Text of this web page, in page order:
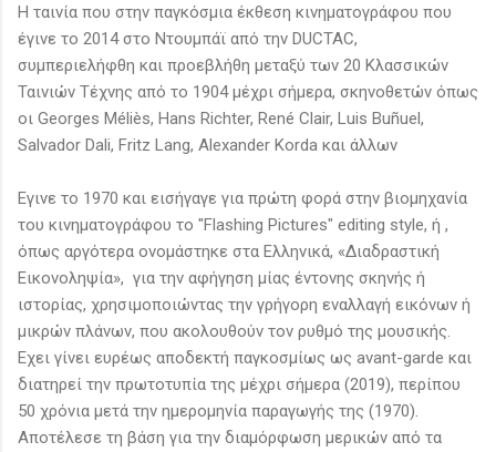
Η ταινία που στην παγκόσμια έκθεση κινηματογράφου που
έγινε το 2014 στο Ντουμπάϊ από την DUCTAC,
συμπεριελήφθη και προεβλήθη μεταξύ των 20 Κλασσικών
Ταινιών Τέχνης από το 1904 μέχρι σήμερα, σκηνοθετών όπως
οι Georges Méliès, Hans Richter, René Clair, Luis Buñuel,
Salvador Dali, Fritz Lang, Alexander Korda και άλλων
Εγινε το 1970 και εισήγαγε για πρώτη φορά στην βιομηχανία
του κινηματογράφου το "Flashing Pictures" editing style, ή ,
όπως αργότερα ονομάστηκε στα Ελληνικά, «Διαδραστική
Εικονοληψία», για την αφήγηση μίας έντονης σκηνής ή
ιστορίας, χρησιμοποιώντας την γρήγορη εναλλαγή εικόνων ή
μικρών πλάνων, που ακολουθούν τον ρυθμό της μουσικής.
Eχει γίνει ευρέως αποδεκτή παγκοσμίως ως avant-garde και
διατηρεί την πρωτοτυπία της μέχρι σήμερα (2019), περίπου
50 χρόνια μετά την ημερομηνία παραγωγής της (1970).
Αποτέλεσε τη βάση για την διαμόρφωση μερικών από τα